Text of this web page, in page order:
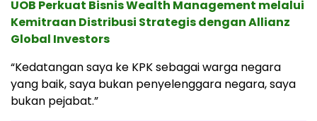
UOB Perkuat Bisnis Wealth Management melalui
Kemitraan Distribusi Strategis dengan Allianz
Global Investors
“Kedatangan saya ke KPK sebagai warga negara
yang baik, saya bukan penyelenggara negara, saya
bukan pejabat.”